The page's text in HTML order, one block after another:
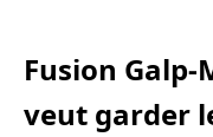
Fusion
veut garder